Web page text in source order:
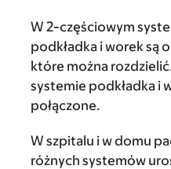
W 2-częściowym
podkładka i worek są
które można
systemie podkładka i
połączone.
W szpitalu i w domu
różnych systemów